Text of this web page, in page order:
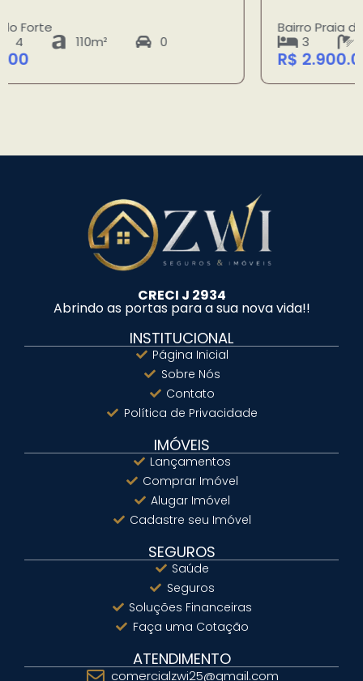
Bairro Praia do Forte
3
CRECI J 2934
Abrindo as portas para a sua nova vida!!
INSTITUCIONAL
Página Inicial
Sobre Nós
Contato
Política de Privacidade
IMÓVEIS
Lançamentos
Comprar Imóvel
Alugar Imóvel
Cadastre seu Imóvel
SEGUROS
Saúde
Seguros
Soluções Financeiras
Faça uma Cotação
ATENDIMENTO
comercialzwi25@gmail.com